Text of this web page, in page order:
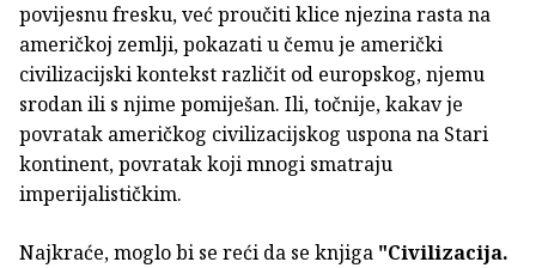
povijesnu fresku, već proučiti klice njezina rasta na
američkoj zemlji, pokazati u čemu je američki
civilizacijski kontekst različit od europskog, njemu
srodan ili s njime pomiješan. Ili, točnije, kakav je
povratak američkog civilizacijskog uspona na Stari
kontinent, povratak koji mnogi smatraju
imperijalističkim.
Najkraće, moglo bi se reći da se knjiga "Civilizacija.